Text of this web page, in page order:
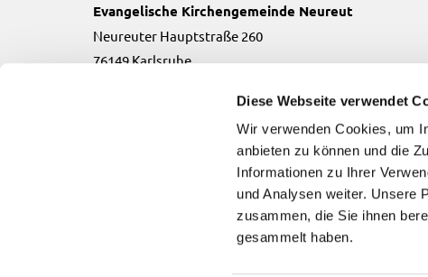
Diese Webseite verwendet
Wir verwenden Cookies, um
anbieten zu können und die
Informationen zu Ihrer
und Analysen weiter. Unsere
zusammen, die Sie ihnen
gesammelt haben.
Evangelische Kirchengemeinde Neureut
Neureuter Hauptstraße 260
76149 Karlsruhe
neureut(at)kbz.ekiba.de
Evangelische Kirchengemeinde Neureut